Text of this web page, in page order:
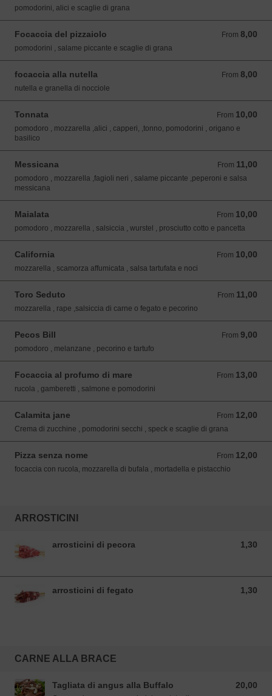
pomodorini, alici e scaglie di grana
Focaccia del pizzaiolo From 8,00
From 8,00 EUR
pomodorini , salame piccante e scaglie di grana
focaccia alla nutella From 8,00
From 8,00 EUR
nutella e granella di nocciole
Tonnata From 10,00
From 10,00 EUR
pomodoro , mozzarella ,alici , capperi, ,tonno, pomodorini , origano e
basilico
Messicana From 11,00
From 11,00 EUR
pomodoro , mozzarella ,fagioli neri , salame piccante ,peperoni e salsa
messicana
Maialata From 10,00
From 10,00 EUR
pomodoro , mozzarella , salsiccia , wurstel , prosciutto cotto e pancetta
California From 10,00
From 10,00 EUR
mozzarella , scamorza affumicata , salsa tartufata e noci
Toro Seduto From 11,00
From 11,00 EUR
mozzarella , rape ,salsiccia di carne o fegato e pecorino
Pecos Bill From 9,00
From 9,00 EUR
pomodoro , melanzane , pecorino e tartufo
Focaccia al profumo di mare From 13,00
From 13,00 EUR
rucola , gamberetti , salmone e pomodorini
Calamita jane From 12,00
From 12,00 EUR
Crema di zucchine , pomodorini secchi , speck e scaglie di grana
Pizza senza nome From 12,00
From 12,00 EUR
focaccia con rucola, mozzarella di bufala , mortadella e pistacchio
ARROSTICINI
arrosticini di pecora 1,30
1,30 EUR
arrosticini di fegato 1,30
1,30 EUR
CARNE ALLA BRACE
Tagliata di angus alla Buffalo 20,00
20,00 EUR